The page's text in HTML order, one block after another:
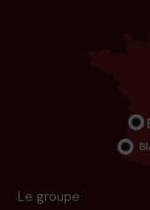
Le groupe